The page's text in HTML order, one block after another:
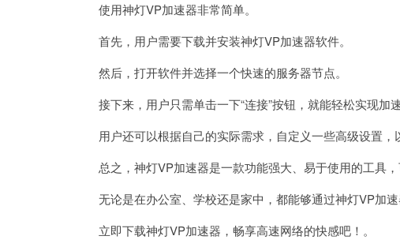
使用神灯VP加速器非常简单。
首先，用户需要下载并安装神灯VP加速器软件。
然后，打开软件并选择一个快速的服务器节点。
接下来，用户只需单击一下“连接”按钮，就能轻松实现加速
用户还可以根据自己的实际需求，自定义一些高级设置，
总之，神灯VP加速器是一款功能强大、易于使用的工具，
无论是在办公室、学校还是家中，都能够通过神灯VP加速
立即下载神灯VP加速器，畅享高速网络的快感吧！。